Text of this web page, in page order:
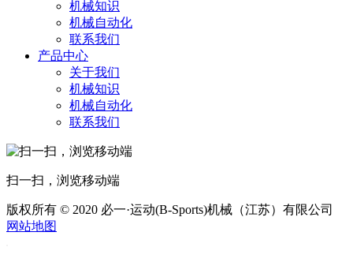
机械知识
机械自动化
联系我们
产品中心
关于我们
机械知识
机械自动化
联系我们
扫一扫，浏览移动端
版权所有 © 2020 必一·运动(B-Sports)机械（江苏）有限公司
网站地图